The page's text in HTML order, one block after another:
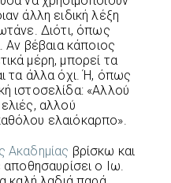
άλλη ειδική λέξη
Διότι, όπως
Αν βέβαια κάποιος
μέρη, μπορεί τα
τα άλλα όχι. Ή, όπως
ιστοσελίδα: «Αλλού
αλλού
ελαιόκαρπο».
Ακαδημίας βρίσκω και
αποθησαυρίσει ο Ιω.